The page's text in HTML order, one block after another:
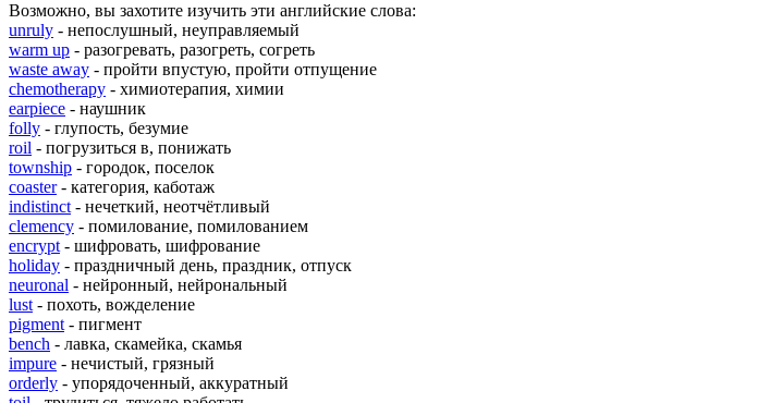
Возможно, вы захотите изучить эти английские слова:
unruly - непослушный, неуправляемый
warm up - разогревать, разогреть, согреть
waste away - пройти впустую, пройти отпущение
chemotherapy - химиотерапия, химии
earpiece - наушник
folly - глупость, безумие
roil - погрузиться в, понижать
township - городок, поселок
coaster- категория, каботаж
indistinct - нечеткий, неотчётливый
clemency - помилование, помилованием
encrypt - шифровать, шифрование
holiday - праздничный день, праздник, отпуск
neuronal - нейронный, нейрональный
lust - похоть, вожделение
pigment - пигмент
bench - лавка, скамейка, скамья
impure - нечистый, грязный
orderly - упорядоченный, аккуратный